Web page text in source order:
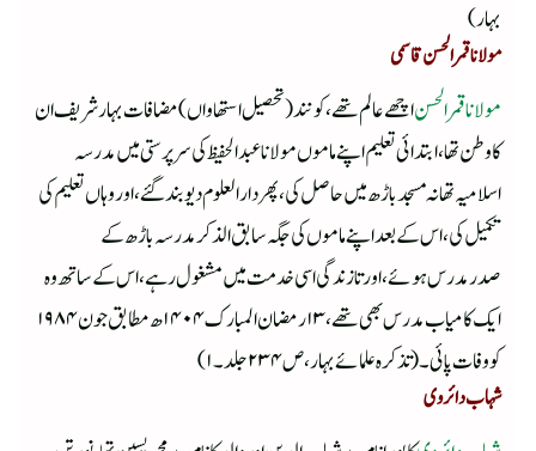
بہار)
مولانا قمر الحسن قاسمی
مولانا قمر الحسناچھے عالم تھے ،کونند(تحصیل استھاواں) مضافات بہارشریف ان
کا وطن تھا،ابتدائی تعلیم اپنے ماموں مولانا عبدالحفیظ کی سرپرستی میں مدرسہ
اسلامیہ تھانہ مسجد باڑھ میں حاصل کی ،پھر دارالعلوم دیوبند گئے ،اور وہاں تعلیم کی
تکمیل کی ، اس کے بعد اپنے ماموں کی جگہ سابق الذکر مدرسہ باڑھ کے
صدرمدرس ہوئے ،اور تازندگی اسی خدمت میں مشغول رہے ،اس کے ساتھ وہ
ایک کامیاب مدرس بھی تھے ،۱۳رمضان المبارک ۱۴۰۴ھ مطابق جون ۱۹۸۴
کووفات پائی ۔(تذکرہ علمائے بہار،ص۲۳۴ جلد۔۱)
شہاب دائروی